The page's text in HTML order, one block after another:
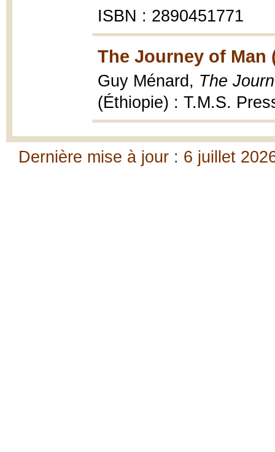
ISBN : 2890451771
The Journey of Man
Guy Ménard, The
(Éthiopie) : T.M.S.
Dernière mise à jour : 6 juillet